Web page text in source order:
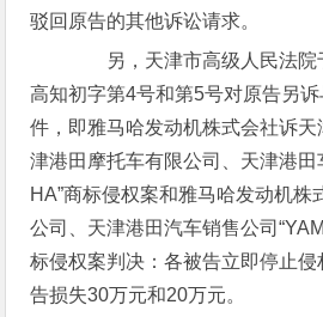
驳回原告的其他诉讼请求。
另，天津市高级人民法院
高知初字第4号和第5号对原告另
件，即雅马哈发动机株式会社诉
津港田摩托车有限公司、天津港田
HA”商标侵权案和雅马哈发动机株
公司、天津港田汽车销售公司
标侵权案判决：各被告立即停止
告损失30万元和20万元。